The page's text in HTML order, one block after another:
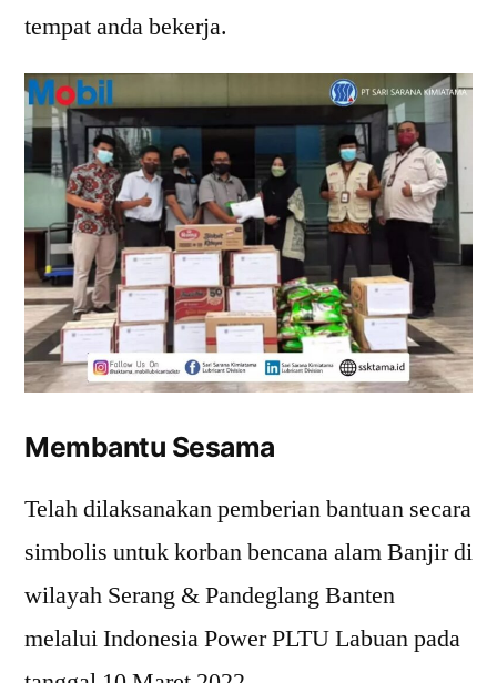
tempat anda bekerja.
Membantu Sesama
Telah dilaksanakan pemberian bantuan secara
simbolis untuk korban bencana alam Banjir di
wilayah Serang & Pandeglang Banten
melalui Indonesia Power PLTU Labuan pada